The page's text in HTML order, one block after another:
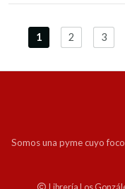
1 2 3
Somos una pyme cuyo